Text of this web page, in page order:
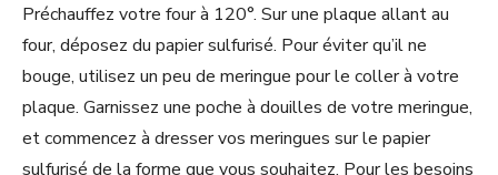
Préchauffez votre four à 120°. Sur une plaque allant au
four, déposez du papier sulfurisé. Pour éviter qu’il ne
bouge, utilisez un peu de meringue pour le coller à votre
plaque. Garnissez une poche à douilles de votre meringue,
et commencez à dresser vos meringues sur le papier
sulfurisé de la forme que vous souhaitez. Pour les besoins